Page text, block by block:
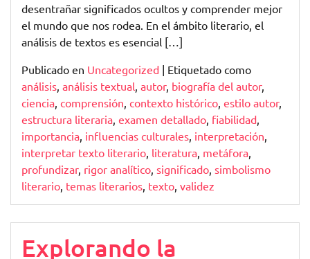
desentrañar significados ocultos y comprender mejor
el mundo que nos rodea. En el ámbito literario, el
análisis de textos es esencial […]
Publicado en Uncategorized | Etiquetado como
análisis, análisis textual, autor, biografía del autor,
ciencia, comprensión, contexto histórico, estilo autor,
estructura literaria, examen detallado, fiabilidad,
importancia, influencias culturales, interpretación,
interpretar texto literario, literatura, metáfora,
profundizar, rigor analítico, significado, simbolismo
literario, temas literarios, texto, validez
Explorando la